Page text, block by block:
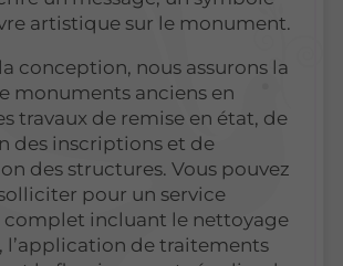
artistique sur le monument.
conception, nous assurons la
monuments anciens en
travaux de remise en état, de
des inscriptions et de
des structures. Vous pouvez
pour un service
complet incluant le nettoyage
l’application de traitements